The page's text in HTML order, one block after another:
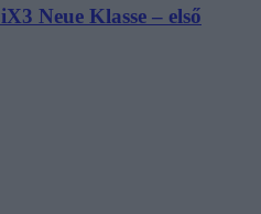
Neue Klasse – első